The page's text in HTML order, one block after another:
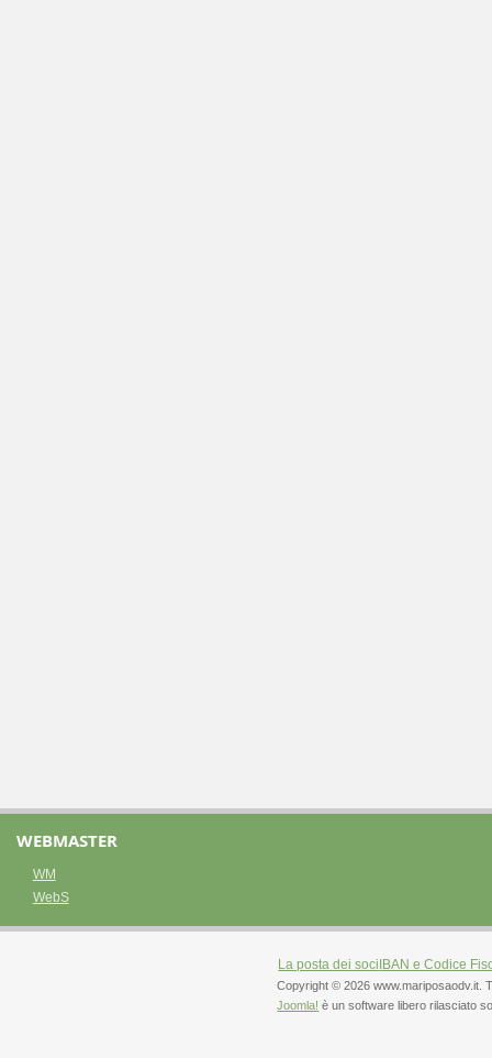
WEBMASTER
WM
WebS
La posta dei soci IBAN e Codice
Copyright © 2026 www.mariposaodv.it.
Joomla! è un software libero rilasciato